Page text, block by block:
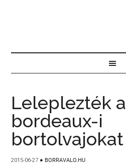
Leleplezték a
bordeaux-i
bortolvajokat
2015-06-27 ● BORRAVALO.HU